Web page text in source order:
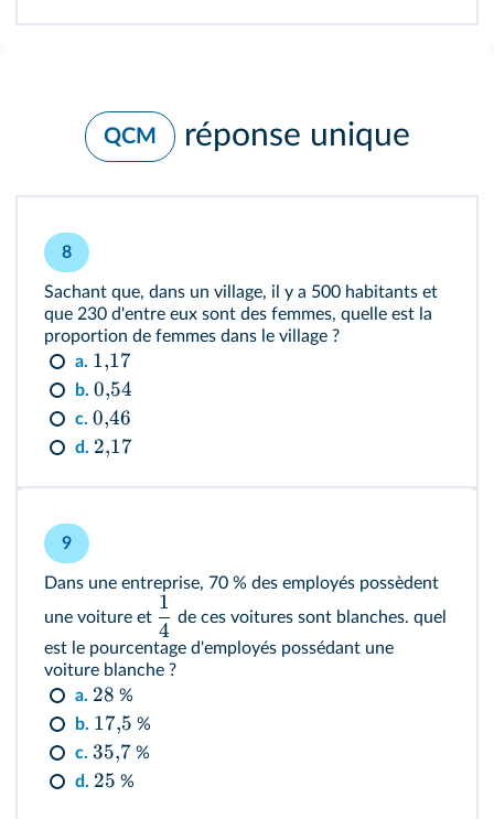
QCM réponse unique
8
Sachant que, dans un village, il y a 500 habitants et
que 230 d'entre eux sont des femmes, quelle est la
proportion de femmes dans le village ?
a. 1,17
b. 0,54
c. 0,46
d. 2,17
9
Dans une entreprise, 70 % des employés possèdent
une voiture et
4
1
de ces voitures sont blanches. quel
est le pourcentage d'employés possédant une
voiture blanche ?
a. 28 %
b. 17,5 %
c. 35,7 %
d. 25 %